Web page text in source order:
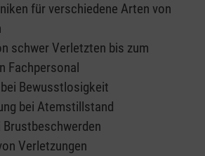
für verschiedene Arten von
schwer Verletzten bis zum
Fachpersonal
Bewusstlosigkeit
bei Atemstillstand
Brustbeschwerden
Verletzungen